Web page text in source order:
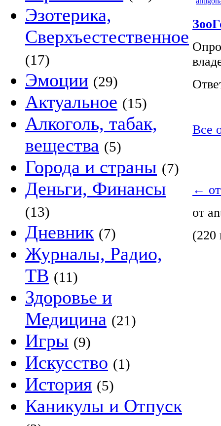
Эзотерика,
Сверхъестественное
(17)
Эмоции (29)
Актуальное (15)
Алкоголь, табак,
вещества (5)
Города и страны (7)
Деньги, Финансы
(13)
Дневник (7)
Журналы, Радио,
ТВ (11)
Здоровье и
Медицина (21)
Игры (9)
Искусство (1)
История (5)
Каникулы и Отпуск
Все
←
от
(220